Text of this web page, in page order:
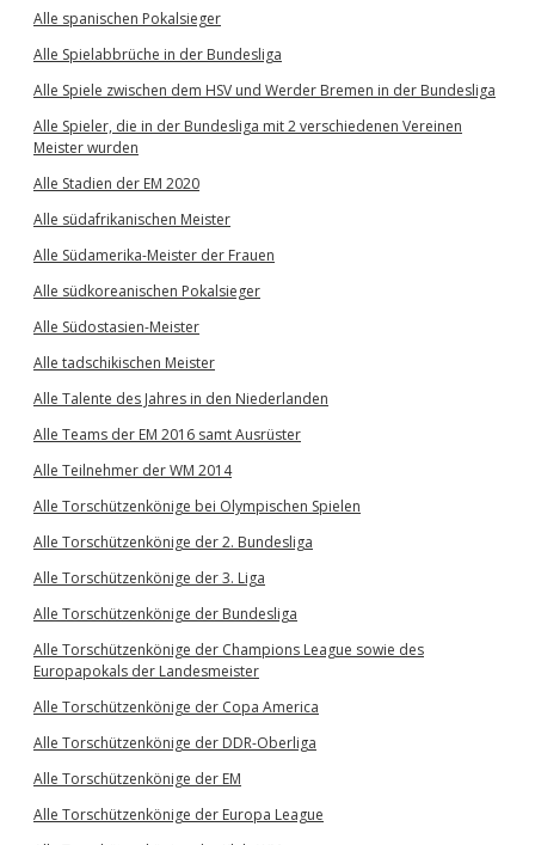
Alle spanischen Pokalsieger
Alle Spielabbrüche in der Bundesliga
Alle Spiele zwischen dem HSV und Werder Bremen in der Bundesliga
Alle Spieler, die in der Bundesliga mit 2 verschiedenen Vereinen
Meister wurden
Alle Stadien der EM 2020
Alle südafrikanischen Meister
Alle Südamerika-Meister der Frauen
Alle südkoreanischen Pokalsieger
Alle Südostasien-Meister
Alle tadschikischen Meister
Alle Talente des Jahres in den Niederlanden
Alle Teams der EM 2016 samt Ausrüster
Alle Teilnehmer der WM 2014
Alle Torschützenkönige bei Olympischen Spielen
Alle Torschützenkönige der 2. Bundesliga
Alle Torschützenkönige der 3. Liga
Alle Torschützenkönige der Bundesliga
Alle Torschützenkönige der Champions League sowie des
Europapokals der Landesmeister
Alle Torschützenkönige der Copa America
Alle Torschützenkönige der DDR-Oberliga
Alle Torschützenkönige der EM
Alle Torschützenkönige der Europa League